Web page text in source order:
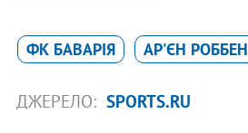
ФК БАВАРІЯ АР'ЄН РОББЕН
ДЖЕРЕЛО: SPORTS.RU